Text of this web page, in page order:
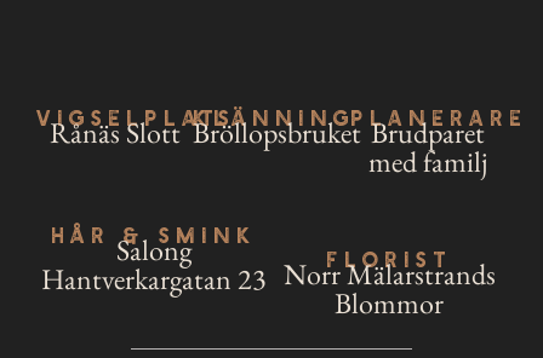
Vigselplats
Rånäs Slott Klänning
BröllopsbruketPlanerare
Brudparet
med familj
Hår & Smink
Salong
Hantverkargatan 23
Florist
Norr Mälarstrands
Blommor